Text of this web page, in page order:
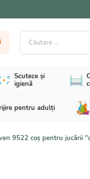
Scutece și
igienă
pentru adulți
9522 coș pentru jucării